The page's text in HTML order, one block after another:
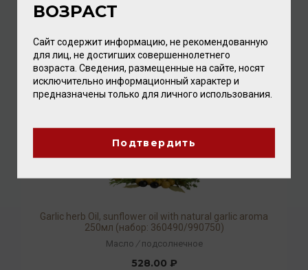
Garlic herb Oil, sunflower oil with natural garlic aroma
250мл (набор: 360490/990750)
Масло / подсолнечное
528.00 ₽
ВОЗРАСТ
Сайт содержит информацию, не рекомендованную
для лиц, не достигших совершеннолетнего
возраста. Сведения, размещенные на сайте, носят
исключительно информационный характер и
предназначены только для личного использования.
Подтвердить